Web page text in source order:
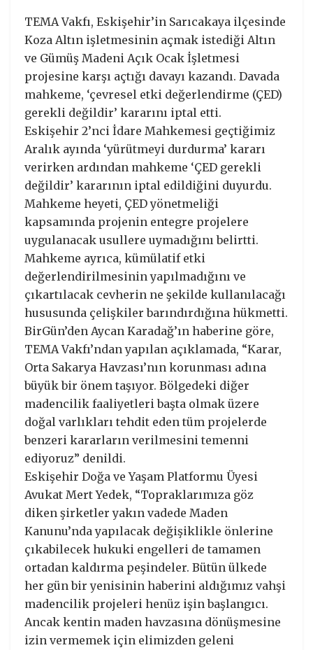
TEMA Vakfı, Eskişehir’in Sarıcakaya ilçesinde
Koza Altın işletmesinin açmak istediği Altın
ve Gümüş Madeni Açık Ocak İşletmesi
projesine karşı açtığı davayı kazandı. Davada
mahkeme, ‘çevresel etki değerlendirme (ÇED)
gerekli değildir’ kararını iptal etti.
Eskişehir 2’nci İdare Mahkemesi geçtiğimiz
Aralık ayında ‘yürütmeyi durdurma’ kararı
verirken ardından mahkeme ‘ÇED gerekli
değildir’ kararının iptal edildiğini duyurdu.
Mahkeme heyeti, ÇED yönetmeliği
kapsamında projenin entegre projelere
uygulanacak usullere uymadığını belirtti.
Mahkeme ayrıca, kümülatif etki
değerlendirilmesinin yapılmadığını ve
çıkartılacak cevherin ne şekilde kullanılacağı
hususunda çelişkiler barındırdığına hükmetti.
BirGün’den Aycan Karadağ’ın haberine göre,
TEMA Vakfı’ndan yapılan açıklamada, “Karar,
Orta Sakarya Havzası’nın korunması adına
büyük bir önem taşıyor. Bölgedeki diğer
madencilik faaliyetleri başta olmak üzere
doğal varlıkları tehdit eden tüm projelerde
benzeri kararların verilmesini temenni
ediyoruz” denildi.
Eskişehir Doğa ve Yaşam Platformu Üyesi
Avukat Mert Yedek, “Topraklarımıza göz
diken şirketler yakın vadede Maden
Kanunu’nda yapılacak değişiklikle önlerine
çıkabilecek hukuki engelleri de tamamen
ortadan kaldırma peşindeler. Bütün ülkede
her gün bir yenisinin haberini aldığımız vahşi
madencilik projeleri henüz işin başlangıcı.
Ancak kentin maden havzasına dönüşmesine
izin vermemek için elimizden geleni